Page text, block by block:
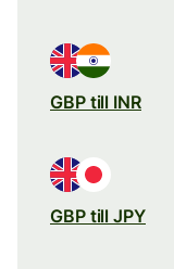
GBP till INR
GBP till JPY